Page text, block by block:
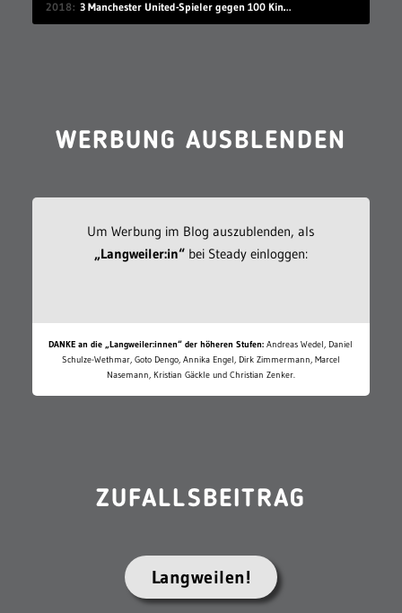
2018 3 Manchester United-Spieler gegen 100 Kinder
WERBUNG AUSBLENDEN
Um Werbung im Blog auszublenden, als
„Langweiler:in“bei Steady einloggen:
DANKE an die „Langweiler:innen“ der höheren Stufen: Andreas Wedel, Daniel
Schulze-Wethmar, Goto Dengo, Annika Engel, Dirk Zimmermann, Marcel
Nasemann, Kristian Gäckle und Christian Zenker.
ZUFALLSBEITRAG
Langweilen!